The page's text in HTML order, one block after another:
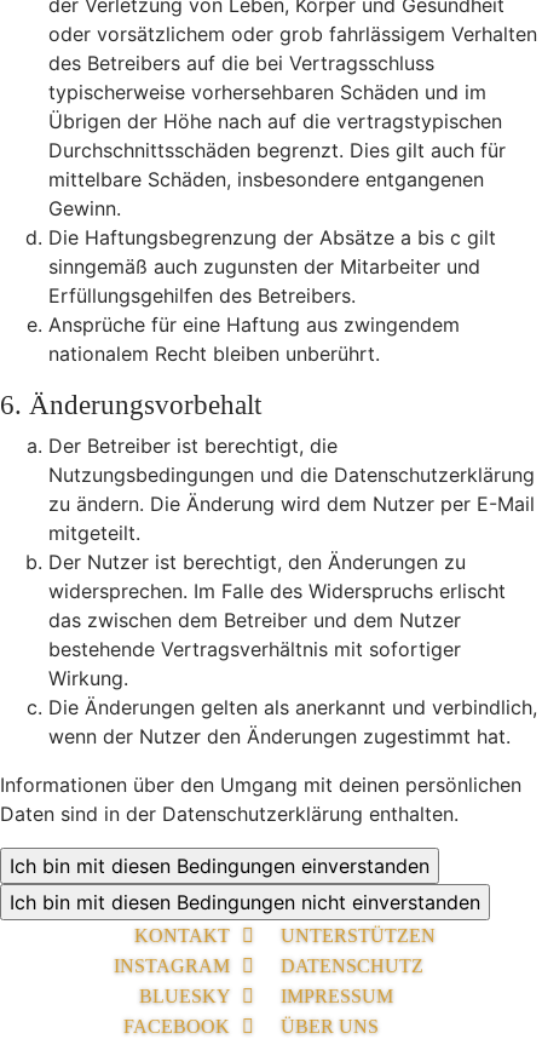
der Verletzung von Leben, Körper und Gesundheit
oder vorsätzlichem oder grob fahrlässigem Verhalten
des Betreibers auf die bei Vertragsschluss
typischerweise vorhersehbaren Schäden und im
Übrigen der Höhe nach auf die vertragstypischen
Durchschnittsschäden begrenzt. Dies gilt auch für
mittelbare Schäden, insbesondere entgangenen
Gewinn.
Die Haftungsbegrenzung der Absätze a bis c gilt
sinngemäß auch zugunsten der Mitarbeiter und
Erfüllungsgehilfen des Betreibers.
Ansprüche für eine Haftung aus zwingendem
nationalem Recht bleiben unberührt.
6. Änderungsvorbehalt
Der Betreiber ist berechtigt, die
Nutzungsbedingungen und die Datenschutzerklärung
zu ändern. Die Änderung wird dem Nutzer per E-Mail
mitgeteilt.
Der Nutzer ist berechtigt, den Änderungen zu
widersprechen. Im Falle des Widerspruchs erlischt
das zwischen dem Betreiber und dem Nutzer
bestehende Vertragsverhältnis mit sofortiger
Wirkung.
Die Änderungen gelten als anerkannt und verbindlich,
wenn der Nutzer den Änderungen zugestimmt hat.
Informationen über den Umgang mit deinen persönlichen
Daten sind in der Datenschutzerklärung enthalten.
KONTAKT
INSTAGRAM
BLUESKY
FACEBOOK
UNTERSTÜTZEN
DATENSCHUTZ
IMPRESSUM
ÜBER UNS